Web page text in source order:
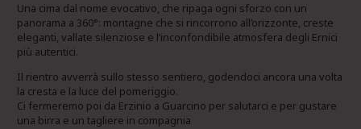
Una cima dal nome evocativo, che ripaga ogni sforzo con un
panorama a 360°: montagne che si rincorrono all’orizzonte, creste
eleganti, vallate silenziose e l’inconfondibile atmosfera degli Ernici
più autentici.
Il rientro avverrà sullo stesso sentiero, godendoci ancora una volta
la cresta e la luce del pomeriggio.
Ci fermeremo poi da Erzinio a Guarcino per salutarci e per gustare
una birra e un tagliere in compagnia